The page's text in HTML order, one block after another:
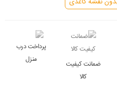
ضمانت کیفیت
کالا
پرداخت درب
منزل